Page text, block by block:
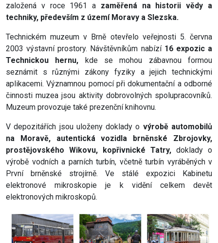
založená v roce 1961 a zaměřená na historii vědy a
techniky, především z území Moravy a Slezska.
Technickém muzeum v Brně otevřelo veřejnosti 5. června
2003 výstavní prostory. Návštěvníkům nabízí 16 expozic a
Technickou hernu, kde se mohou zábavnou formou
seznámit s různými zákony fyziky a jejich technickými
aplikacemi. Významnou pomocí při dokumentační a odborné
činnosti muzea jsou aktivity dobrovolných spolupracovníků.
Muzeum provozuje také prezenční knihovnu.
V depozitářích jsou uloženy doklady o výrobě automobilů
na Moravě, autentická vozidla brněnské Zbrojovky,
prostějovského Wikovu, kopřivnické Tatry, doklady o
výrobě vodních a parních turbín, včetně turbín vyráběných v
První brněnské strojírně. Ve stálé expozici Kabinetu
elektronové mikroskopie je k vidění celkem devět
elektronových mikroskopů.